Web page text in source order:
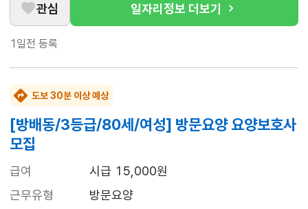
관심 일자리정보 더보기
1일전 등록
도보 30분 이상 예상
[방배동/3등급/80세/여성] 방문요양 요양보호사
모집
급여
시급 15,000원
근무유형
방문요양